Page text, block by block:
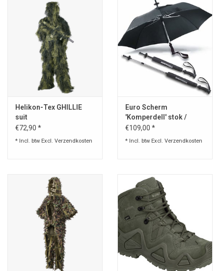
Helikon-Tex GHILLIE
suit
€72,90 *
* Incl. btw Excl. Verzendkosten
Euro Scherm
'Komperdell' stok /
paraplu
€109,00 *
* Incl. btw Excl. Verzendkosten